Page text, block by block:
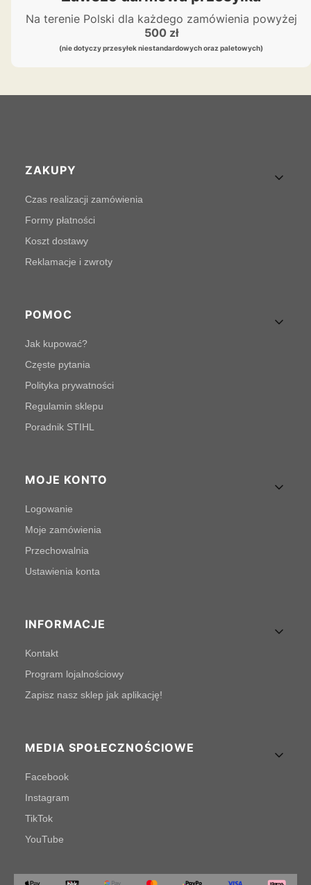
Na terenie Polski dla każdego zamówienia powyżej
500 zł
(nie dotyczy przesyłek niestandardowych oraz paletowych)
Linki w stopce
ZAKUPY
Czas realizacji zamówienia
Formy płatności
Koszt dostawy
Reklamacje i zwroty
POMOC
Jak kupować?
Częste pytania
Polityka prywatności
Regulamin sklepu
Poradnik STIHL
MOJE KONTO
Logowanie
Moje zamówienia
Przechowalnia
Ustawienia konta
INFORMACJE
Kontakt
Program lojalnościowy
Zapisz nasz sklep jak aplikację!
MEDIA SPOŁECZNOŚCIOWE
Facebook
Instagram
TikTok
YouTube